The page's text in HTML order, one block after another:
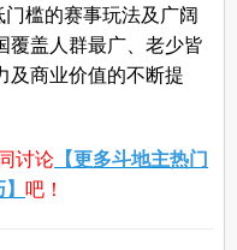
槛的赛事玩法及广阔
覆盖人群最广、老少皆
及商业价值的不断提
讨论 【更多斗地主热门
吧！